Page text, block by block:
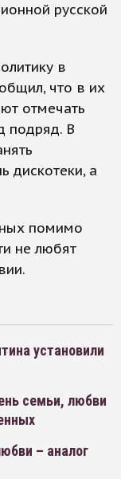
русской
в
что в их
отмечать
подряд. В
дискотеки, а
помимо
не любят
установили
семьи, любви
– аналог